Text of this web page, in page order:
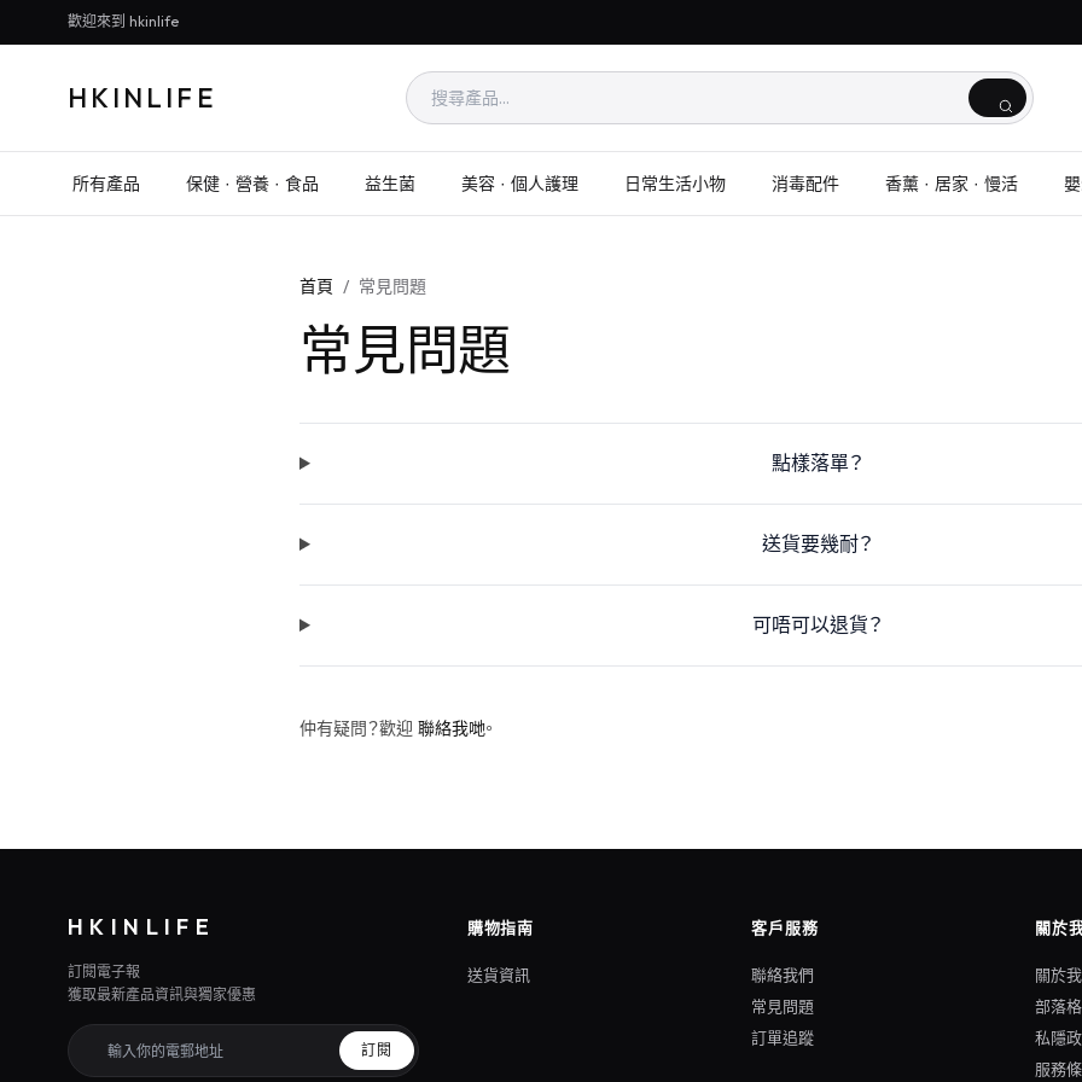
歡迎來到 hkinlife
HKINLIFE
所有產品 保健 · 營養 · 食品 益生菌 美容 · 個人護理 日常生活小物 消毒配件 香薰 · 居家 · 慢活
首頁 / 常見問題
常見問題
點樣落單？
送貨要幾耐？
可唔可以退貨？
仲有疑問？歡迎 聯絡我哋。
HKINLIFE
訂閱電子報
獲取最新產品資訊與獨家優惠
訂閱
購物指南
送貨資訊
客戶服務
聯絡我們
常見問題
訂單追蹤
關於
關於
部落格
私隱
服務